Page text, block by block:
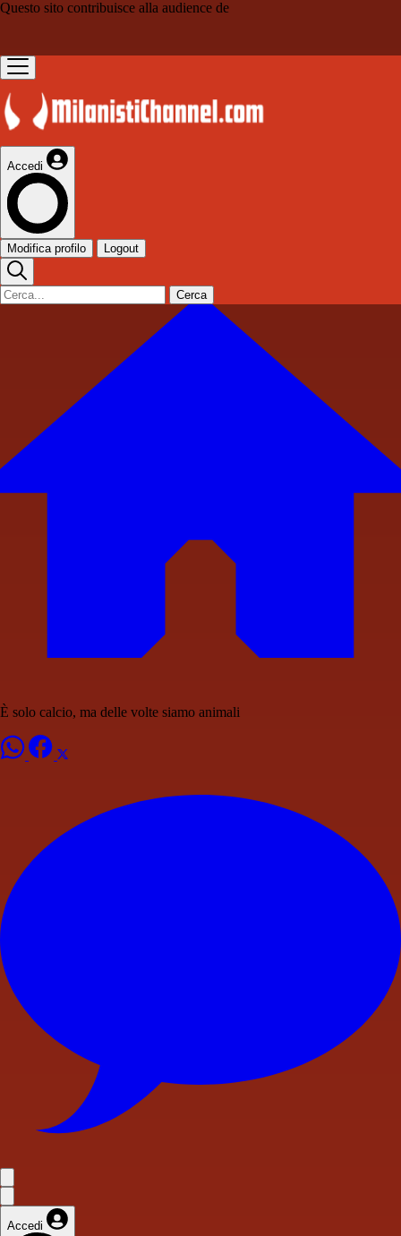
Questo sito contribuisce alla audience de
Accedi
Modifica profilo Logout
Cerca
È solo calcio, ma delle volte siamo animali
Accedi